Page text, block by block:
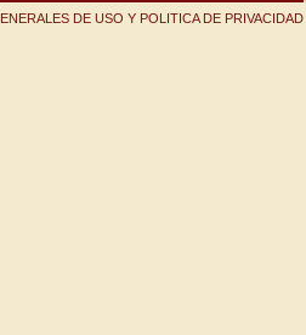
DE USO Y POLITICA DE PRIVACIDAD